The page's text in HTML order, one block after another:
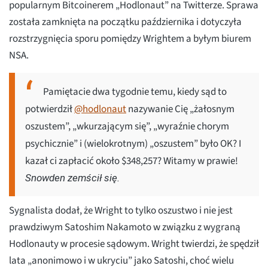
popularnym Bitcoinerem „Hodlonaut” na Twitterze. Sprawa
została zamknięta na początku października i dotyczyła
rozstrzygnięcia sporu pomiędzy Wrightem a byłym biurem
NSA.
Pamiętacie dwa tygodnie temu, kiedy sąd to
potwierdził@hodlonautnazywanie Cię „żałosnym
oszustem”, „wkurzającym się”, „wyraźnie chorym
psychicznie” i (wielokrotnym) „oszustem” było OK? I
kazał ci zapłacić około $348,257? Witamy w prawie!
Snowden zemścił się.
Sygnalista dodał, że Wright to tylko oszustwo i nie jest
prawdziwym Satoshim Nakamoto w związku z wygraną
Hodlonauty w procesie sądowym. Wright twierdzi, że spędził
lata „anonimowo i w ukryciu” jako Satoshi, choć wielu